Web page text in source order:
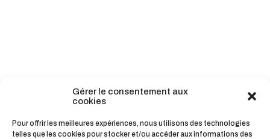
Gérer le consentement aux
cookies
Pour offrir les meilleures expériences, nous utilisons des technologies
telles que les cookies pour stocker et/ou accéder aux informations des